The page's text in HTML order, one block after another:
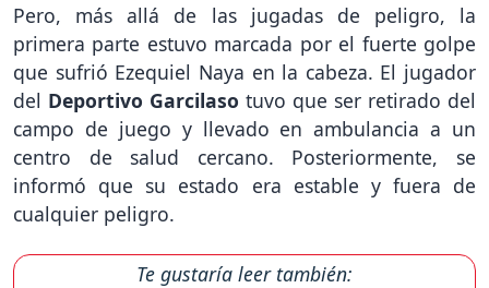
Pero, más allá de las jugadas de peligro, la
primera parte estuvo marcada por el fuerte golpe
que sufrió Ezequiel Naya en la cabeza. El jugador
del Deportivo Garcilaso tuvo que ser retirado del
campo de juego y llevado en ambulancia a un
centro de salud cercano. Posteriormente, se
informó que su estado era estable y fuera de
cualquier peligro.
Te gustaría leer también: